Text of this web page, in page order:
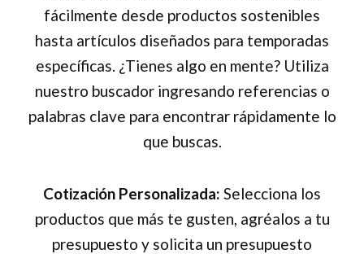
fácilmente desde productos sostenibles
hasta artículos diseñados para temporadas
específicas. ¿Tienes algo en mente? Utiliza
nuestro buscador ingresando referencias o
palabras clave para encontrar rápidamente lo
que buscas.
Cotización Personalizada: Selecciona los
productos que más te gusten, agréalos a tu
presupuesto y solicita un presupuesto